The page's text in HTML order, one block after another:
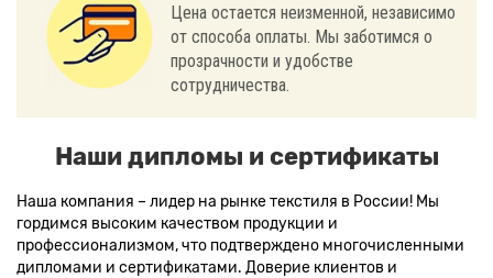
Цена остается неизменной, независимо
от способа оплаты. Мы заботимся о
прозрачности и удобстве
сотрудничества.
Наши дипломы и сертификаты
Наша компания – лидер на рынке текстиля в России! Мы
гордимся высоким качеством продукции и
профессионализмом, что подтверждено многочисленными
дипломами и сертификатами. Доверие клиентов и